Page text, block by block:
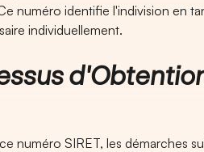
numéro identifie l'indivision en
individuellement.
numéro SIRET, les démarches